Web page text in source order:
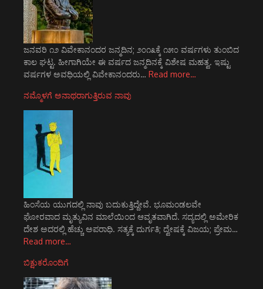
ಜನವರಿ ೧೨ ವಿವೇಕಾನಂದರ ಜನ್ಮದಿನ; ೨೦೧೩ಕ್ಕೆ ೧೫೦ ವರ್ಷಗಳು ತುಂಬಿದ
ಕಾಲ ಘಟ್ಟ. ಹೀಗಾಗಿಯೇ ಈ ವರ್ಷದ ಜನ್ಮದಿನಕ್ಕೆ ವಿಶೇಷ ಮಹತ್ವ. ಇಷ್ಟು
ವರ್ಷಗಳ ಅವಧಿಯಲ್ಲಿ ವಿವೇಕಾನಂದರು… Read more…
ನಮ್ಮೊಳಗೆ ಅನಾಥರಾಗುತ್ತಿರುವ ನಾವು
ಹಿಂಸೆಯ ಯುಗದಲ್ಲಿ ನಾವು ಬದುಕುತ್ತಿದ್ದೇವೆ. ಭೂಮಂಡಲವೇ
ಘೋರವಾದ ಮೃತ್ಯುವಿನ ಮಾಲೆಯಿಂದ ಆವೃತವಾಗಿದೆ. ಸದ್ಯದಲ್ಲಿ ಅಮೇರಿಕ
ದೇಶ ಅದರಲ್ಲಿ ಹೆಚ್ಚು ಅಪರಾಧಿ. ಸತ್ಯಕ್ಕೆ ದುರ್ಗತಿ; ದ್ವೇಷಕ್ಕೆ ವಿಜಯ; ಪ್ರೇಮ…
Read more…
ಬಿಕ್ಷುಕರೊಂದಿಗೆ